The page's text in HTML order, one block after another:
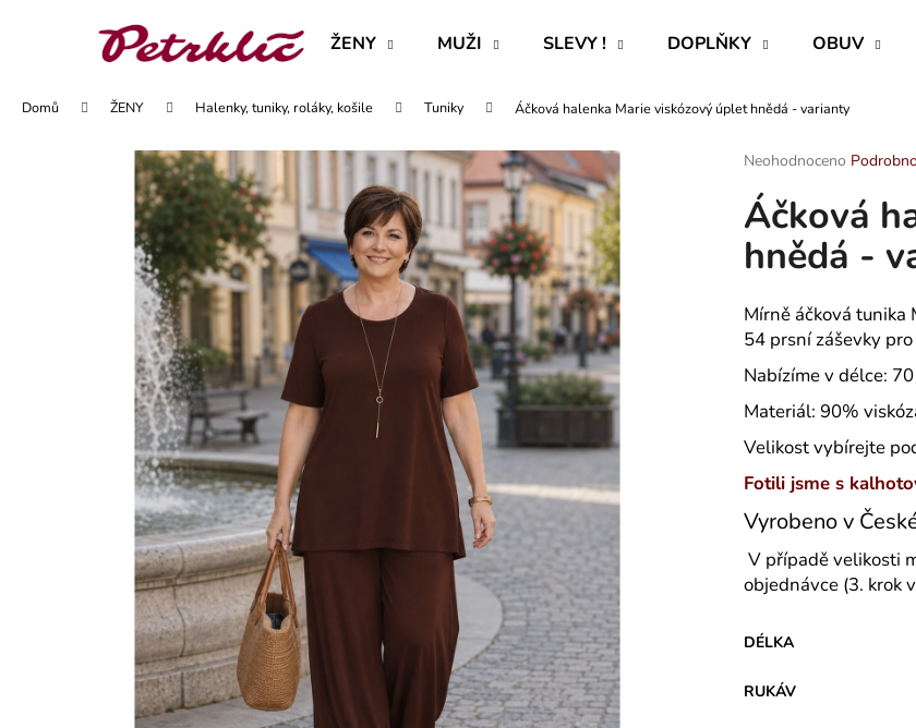
ŽENY MUŽI SLEVY ! DOPLŇKY OBUV
Domů ŽENY Halenky, tuniky, roláky, košile Tuniky Áčková halenka Marie viskózový úplet hnědá - varianty
Průměrné
produktu
je
0,0
z
hvězdiček.
Neohodnoceno
Áčková
hnědá -
Mírně áčková tunika
54 prsní záševky
Nabízíme v délce:
Materiál: 90%
Velikost vybírejte
Fotili jsme s
Vyrobeno v
V případě velikosti
objednávce (3. krok
DÉLKA
RUKÁV
Zpět
obchodu
Zpět
obchodu
Co potřebujete najít?
HLEDAT
Doporučujeme
MAJKA TEXTILNÍ KŮŽE - JEDNODUCHÝ
KABÁTEK
1 290 Kč
ROVNÝ TEPLÁKOVÝ KABÁT -
VARIANTY DÉLEK
1 200 Kč
HELEN